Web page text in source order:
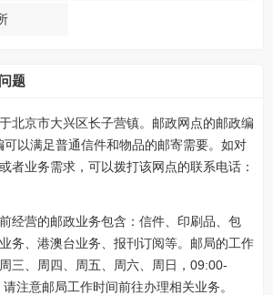
题
北京市大兴区长子营镇。邮政网点的邮政编
以满足普通信件和物品的邮寄需要。如对
者业务需求，可以拨打该网点的联系电话：
经营的邮政业务包含：信件、印刷品、包
务、港澳台业务、报刊订阅等。邮局的工作
三、周四、周五、周六、周日，09:00-
注意邮局工作时间前往办理相关业务。